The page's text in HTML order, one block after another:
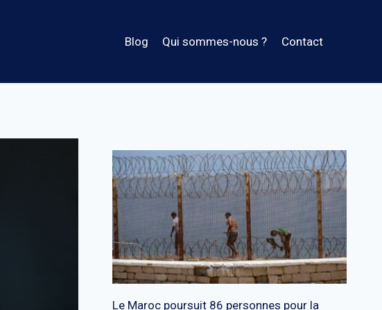
Blog Qui sommes-nous ? Contact
Le Maroc poursuit 86 personnes pour la